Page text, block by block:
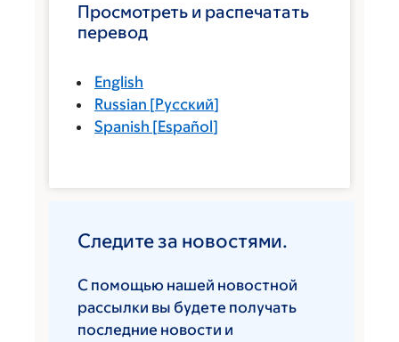
Просмотреть и распечатать
перевод
English
Russian [Русский]
Spanish [Español]
Следите за новостями.
С помощью нашей новостной
рассылки вы будете получать
последние новости и